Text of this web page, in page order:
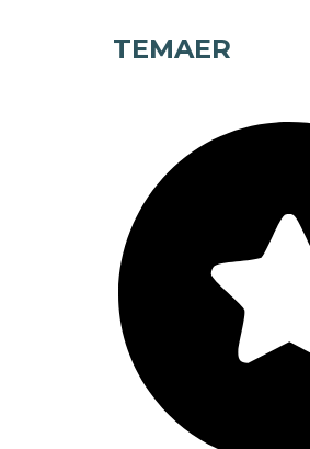
TEMAER